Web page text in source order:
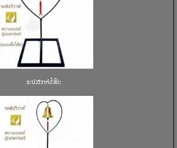
ระฆังวิวาห์ตั้งโต๊ะ